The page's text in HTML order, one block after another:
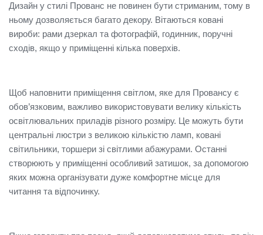
Дизайн у стилі Прованс не повинен бути стриманим, тому в
ньому дозволяється багато декору. Вітаються ковані
вироби: рами дзеркал та фотографій, годинник, поручні
сходів, якщо у приміщенні кілька поверхів.
Щоб наповнити приміщення світлом, яке для Провансу є
обов’язковим, важливо використовувати велику кількість
освітлювальних приладів різного розміру. Це можуть бути
центральні люстри з великою кількістю ламп, ковані
світильники, торшери зі світлими абажурами. Останні
створюють у приміщенні особливий затишок, за допомогою
яких можна організувати дуже комфортне місце для
читання та відпочинку.